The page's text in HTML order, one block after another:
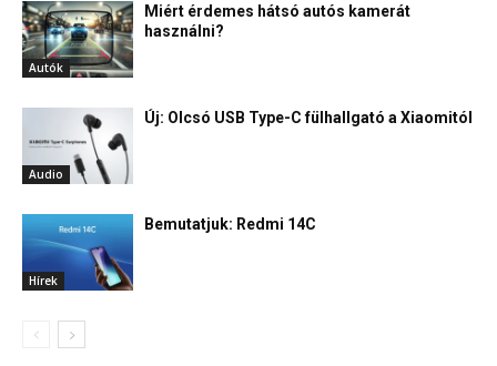
Autók
Miért érdemes hátsó autós kamerát
használni?
Audio
Új: Olcsó USB Type-C fülhallgató a Xiaomitól
Hírek
Bemutatjuk: Redmi 14C